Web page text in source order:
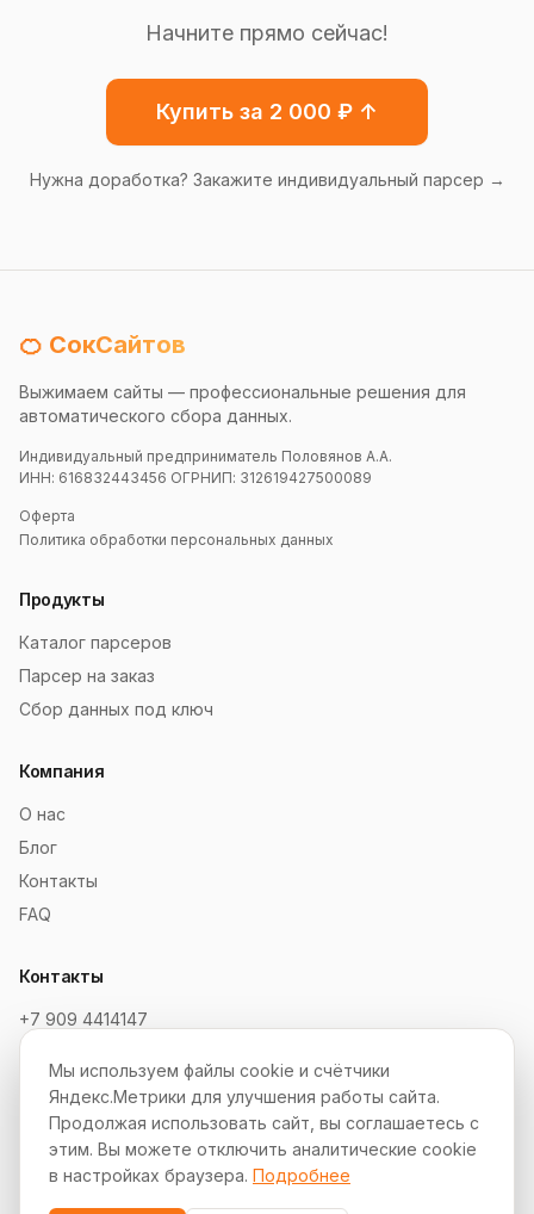
Начните прямо сейчас!
Купить за 2 000 ₽ ↑
Нужна доработка? Закажите индивидуальный парсер →
🍊 СокСайтов
Выжимаем сайты — профессиональные решения для
автоматического сбора данных.
Индивидуальный предприниматель Половянов А.А.
ИНН: 616832443456 ОГРНИП: 312619427500089
Оферта
Политика обработки персональных данных
Продукты
Каталог парсеров
Парсер на заказ
Сбор данных под ключ
Компания
О нас
Блог
Контакты
FAQ
Контакты
+7 909 4414147
Telegram: @SokSaitov_bot
Пн–Пт, 10:00–19:00
Партнёрская программа
Мы используем файлы cookie и счётчики
Яндекс.Метрики для улучшения работы сайта.
Продолжая использовать сайт, вы соглашаетесь с
этим. Вы можете отключить аналитические cookie
в настройках браузера. Подробнее